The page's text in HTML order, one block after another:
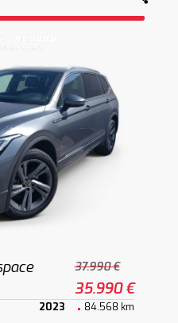
37.990 €
35.990 €
2023 84.568 km